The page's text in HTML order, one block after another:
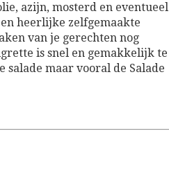
azijn, mosterd en eventueel
heerlijke zelfgemaakte
van je gerechten nog
is snel en gemakkelijk te
maar vooral de Salade